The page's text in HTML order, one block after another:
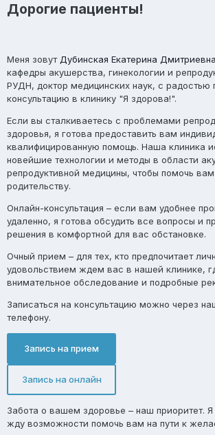
Дорогие пациенты!
Меня зовут Дубинская Екатерина Дмитриевна
кафедры акушерства, гинекологии и
РУДН, доктор медицинских наук, с
консультацию в клинику "Я здорова!".
Если вы сталкиваетесь с проблемами
здоровья, я готова предоставить вам
квалифицированную помощь. Наша клиника
новейшие технологии и методы в области
репродуктивной медицины, чтобы помочь вам
родительству.
Онлайн-консультация – если вам удобнее
удаленно, я готова обсудить все вопросы и
решения в комфортной для вас обстановке.
Очный прием – для тех, кто предпочитает
удовольствием ждем вас в нашей клинике,
внимательное обследование и подробные
Записаться на консультацию можно через
телефону.
Запись на прием
Запись на онлайн
Забота о вашем здоровье – наш приоритет.
жду возможности помочь вам на пути к